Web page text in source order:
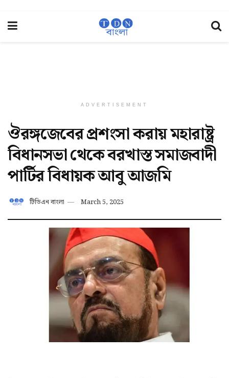
ADVERTISEMENT
ঔরঙ্গজেবের প্রশংসা করায় মহারাষ্ট্র
বিধানসভা থেকে বরখাস্ত সমাজবাদী
পার্টির বিধায়ক আবু আজমি
টিডিএন বাংলা March 5, 2025